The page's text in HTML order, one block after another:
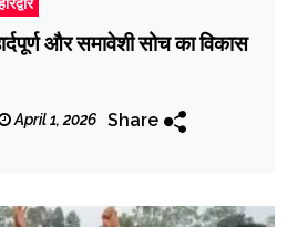
और समावेशी सोच का विकास
April 1, 2026 Share